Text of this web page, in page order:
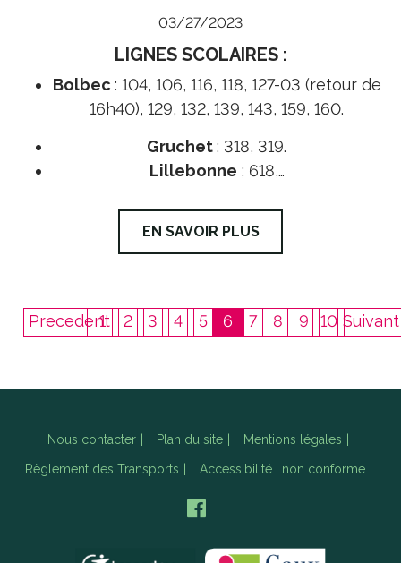
03/27/2023
LIGNES SCOLAIRES :
Bolbec : 104, 106, 116, 118, 127-03 (retour de
16h40), 129, 132, 139, 143, 159, 160.
Gruchet: 318, 319.
Lillebonne ; 618,…
EN SAVOIR PLUS
Precedent
1 2 3 4 5 6 7 8 9 10 Suivant
Nous contacter Plan du site Mentions légales
Règlement des Transports Accessibilité : non conforme